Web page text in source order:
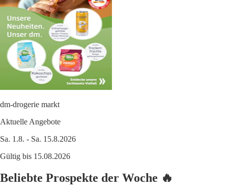
dm-drogerie markt
Aktuelle Angebote
Sa. 1.8. - Sa. 15.8.2026
Gültig bis 15.08.2026
Beliebte Prospekte der Woche 🔥